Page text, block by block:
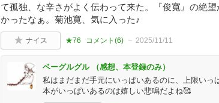
て孤独、な辛さがよく伝わって来た。『俊寬』の絶
かったなぁ。菊池寛、気に入った♪
ナイス ★76 コメント(6) 2025/11/11
ベーグルグル （感想、本登録のみ）
私はまだまだ手元にいっぱいあるのに、上限い
本がいっぱいあるのは嬉しい悲鳴だよね🥰